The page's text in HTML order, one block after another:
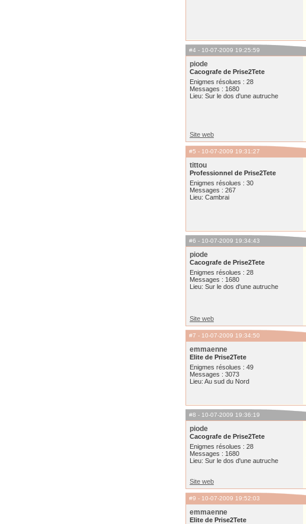
#4 - 10-07-2009 19:25:59
piode
Cacografe de Prise2Tete
Enigmes résolues : 28
Messages : 1680
Lieu: Sur le dos d'une autruche
Site web
#5 - 10-07-2009 19:31:27
tittou
Professionnel de Prise2Tete
Enigmes résolues : 30
Messages : 267
Lieu: Cambrai
#6 - 10-07-2009 19:34:43
piode
Cacografe de Prise2Tete
Enigmes résolues : 28
Messages : 1680
Lieu: Sur le dos d'une autruche
Site web
#7 - 10-07-2009 19:34:50
emmaenne
Elite de Prise2Tete
Enigmes résolues : 49
Messages : 3073
Lieu: Au sud du Nord
#8 - 10-07-2009 19:36:19
piode
Cacografe de Prise2Tete
Enigmes résolues : 28
Messages : 1680
Lieu: Sur le dos d'une autruche
Site web
#9 - 10-07-2009 19:52:03
emmaenne
Elite de Prise2Tete